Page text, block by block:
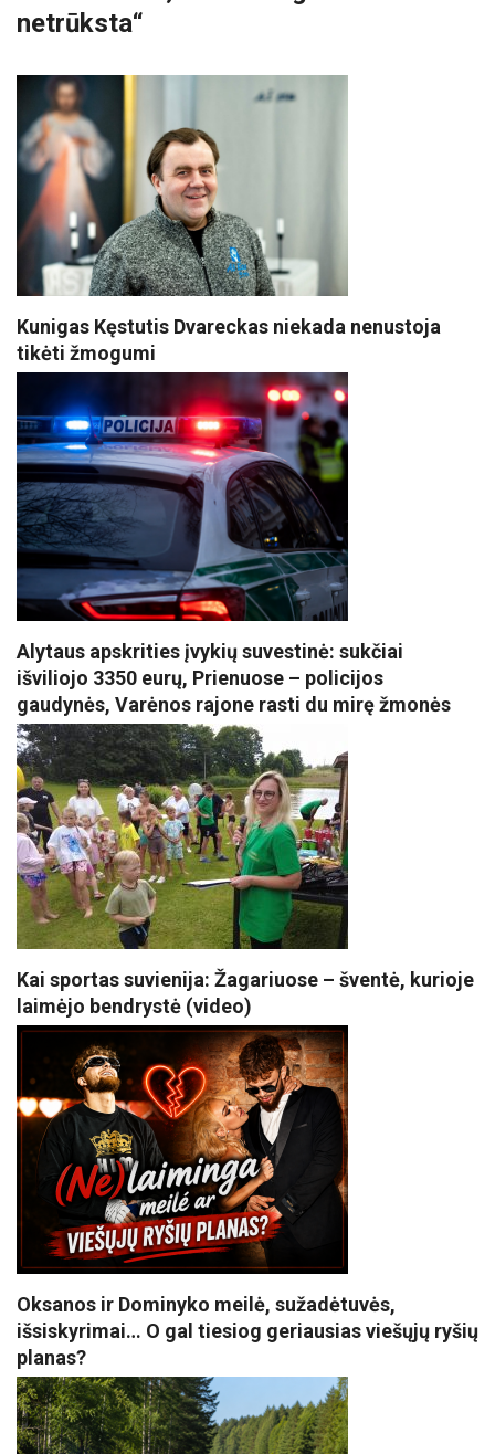
netrūksta“
Kunigas Kęstutis Dvareckas niekada nenustoja
tikėti žmogumi
Alytaus apskrities įvykių suvestinė: sukčiai
išviliojo 3350 eurų, Prienuose – policijos
gaudynės, Varėnos rajone rasti du mirę žmonės
Kai sportas suvienija: Žagariuose – šventė, kurioje
laimėjo bendrystė (video)
Oksanos ir Dominyko meilė, sužadėtuvės,
išsiskyrimai… O gal tiesiog geriausias viešųjų ryšių
planas?